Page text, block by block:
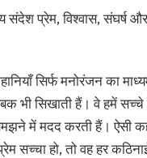
संदेशप्रेम, विश्वास, संघर्ष
सिर्फ मनोरंजन का
भी सिखाती हैं। वे हमें
में मदद करती हैं। ऐसी
सच्चा हो, तो वह हर